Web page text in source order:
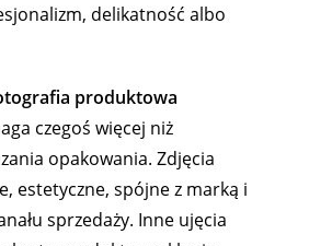
delikatność albo
produktowa
czegoś więcej niż
opakowania. Zdjęcia
estetyczne, spójne z marką i
sprzedaży. Inne ujęcia